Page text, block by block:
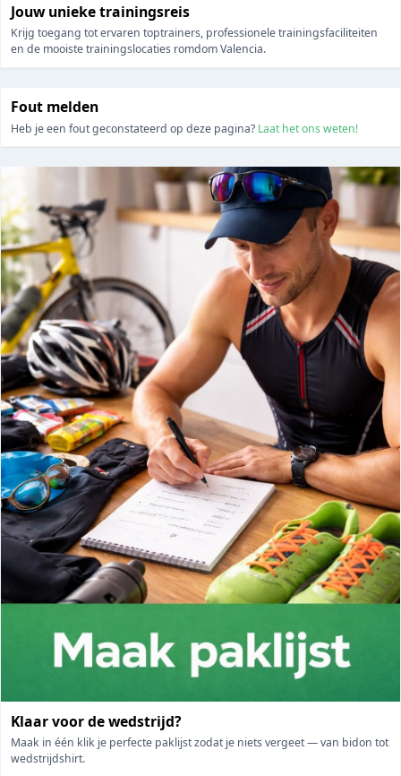
Jouw unieke trainingsreis
Krijg toegang tot ervaren toptrainers, professionele trainingsfaciliteiten
en de mooiste trainingslocaties romdom Valencia.
Fout melden
Heb je een fout geconstateerd op deze pagina? Laat het ons weten!
Klaar voor de wedstrijd?
Maak in één klik je perfecte paklijst zodat je niets vergeet — van bidon tot
wedstrijdshirt.